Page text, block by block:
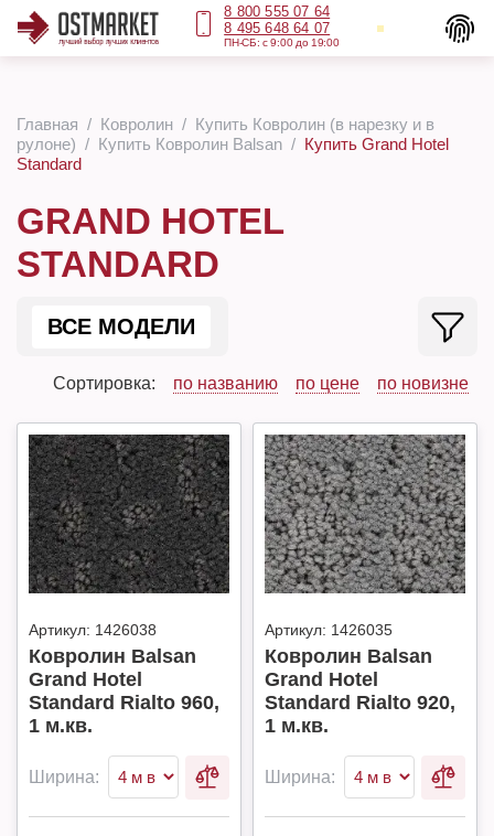
8 800 555 07 64
8 495 648 64 07
ПН-СБ: с 9:00 до 19:00
Главная Ковролин
Купить Ковролин (в нарезку и в
рулоне)
Купить Ковролин Balsan
Купить Grand Hotel
Standard
GRAND HOTEL
STANDARD
ВСЕ МОДЕЛИ
Сортировка: по названию по цене по новизне
Артикул: 1426038
Ковролин Balsan
Grand Hotel
Standard Rialto 960,
1 м.кв.
Ширина:
Артикул: 1426035
Ковролин Balsan
Grand Hotel
Standard Rialto 920,
1 м.кв.
Ширина: